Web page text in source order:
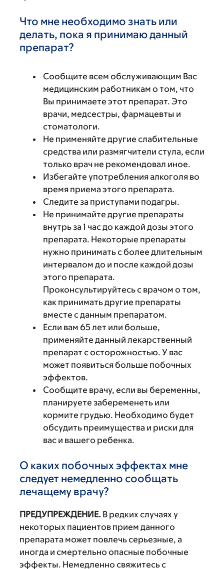
Что мне необходимо знать или
делать, пока я принимаю данный
препарат?
Сообщите всем обслуживающим Вас
медицинским работникам о том, что
Вы принимаете этот препарат. Это
врачи, медсестры, фармацевты и
стоматологи.
Не применяйте другие слабительные
средства или размягчители стула, если
только врач не рекомендовал иное.
Избегайте употребления алкоголя во
время приема этого препарата.
Следите за приступами подагры.
Не принимайте другие препараты
внутрь за 1 час до каждой дозы этого
препарата. Некоторые препараты
нужно принимать с более длительным
интервалом до и после каждой дозы
этого препарата.
Проконсультируйтесь с врачом о том,
как принимать другие препараты
вместе с данным препаратом.
Если вам 65 лет или больше,
применяйте данный лекарственный
препарат с осторожностью. У вас
может появиться больше побочных
эффектов.
Сообщите врачу, если вы беременны,
планируете забеременеть или
кормите грудью. Необходимо будет
обсудить преимущества и риски для
вас и вашего ребенка.
О каких побочных эффектах мне
следует немедленно сообщать
лечащему врачу?
ПРЕДУПРЕЖДЕНИЕ. В редких случаях у
некоторых пациентов прием данного
препарата может повлечь серьезные, а
иногда и смертельно опасные побочные
эффекты. Немедленно свяжитесь с